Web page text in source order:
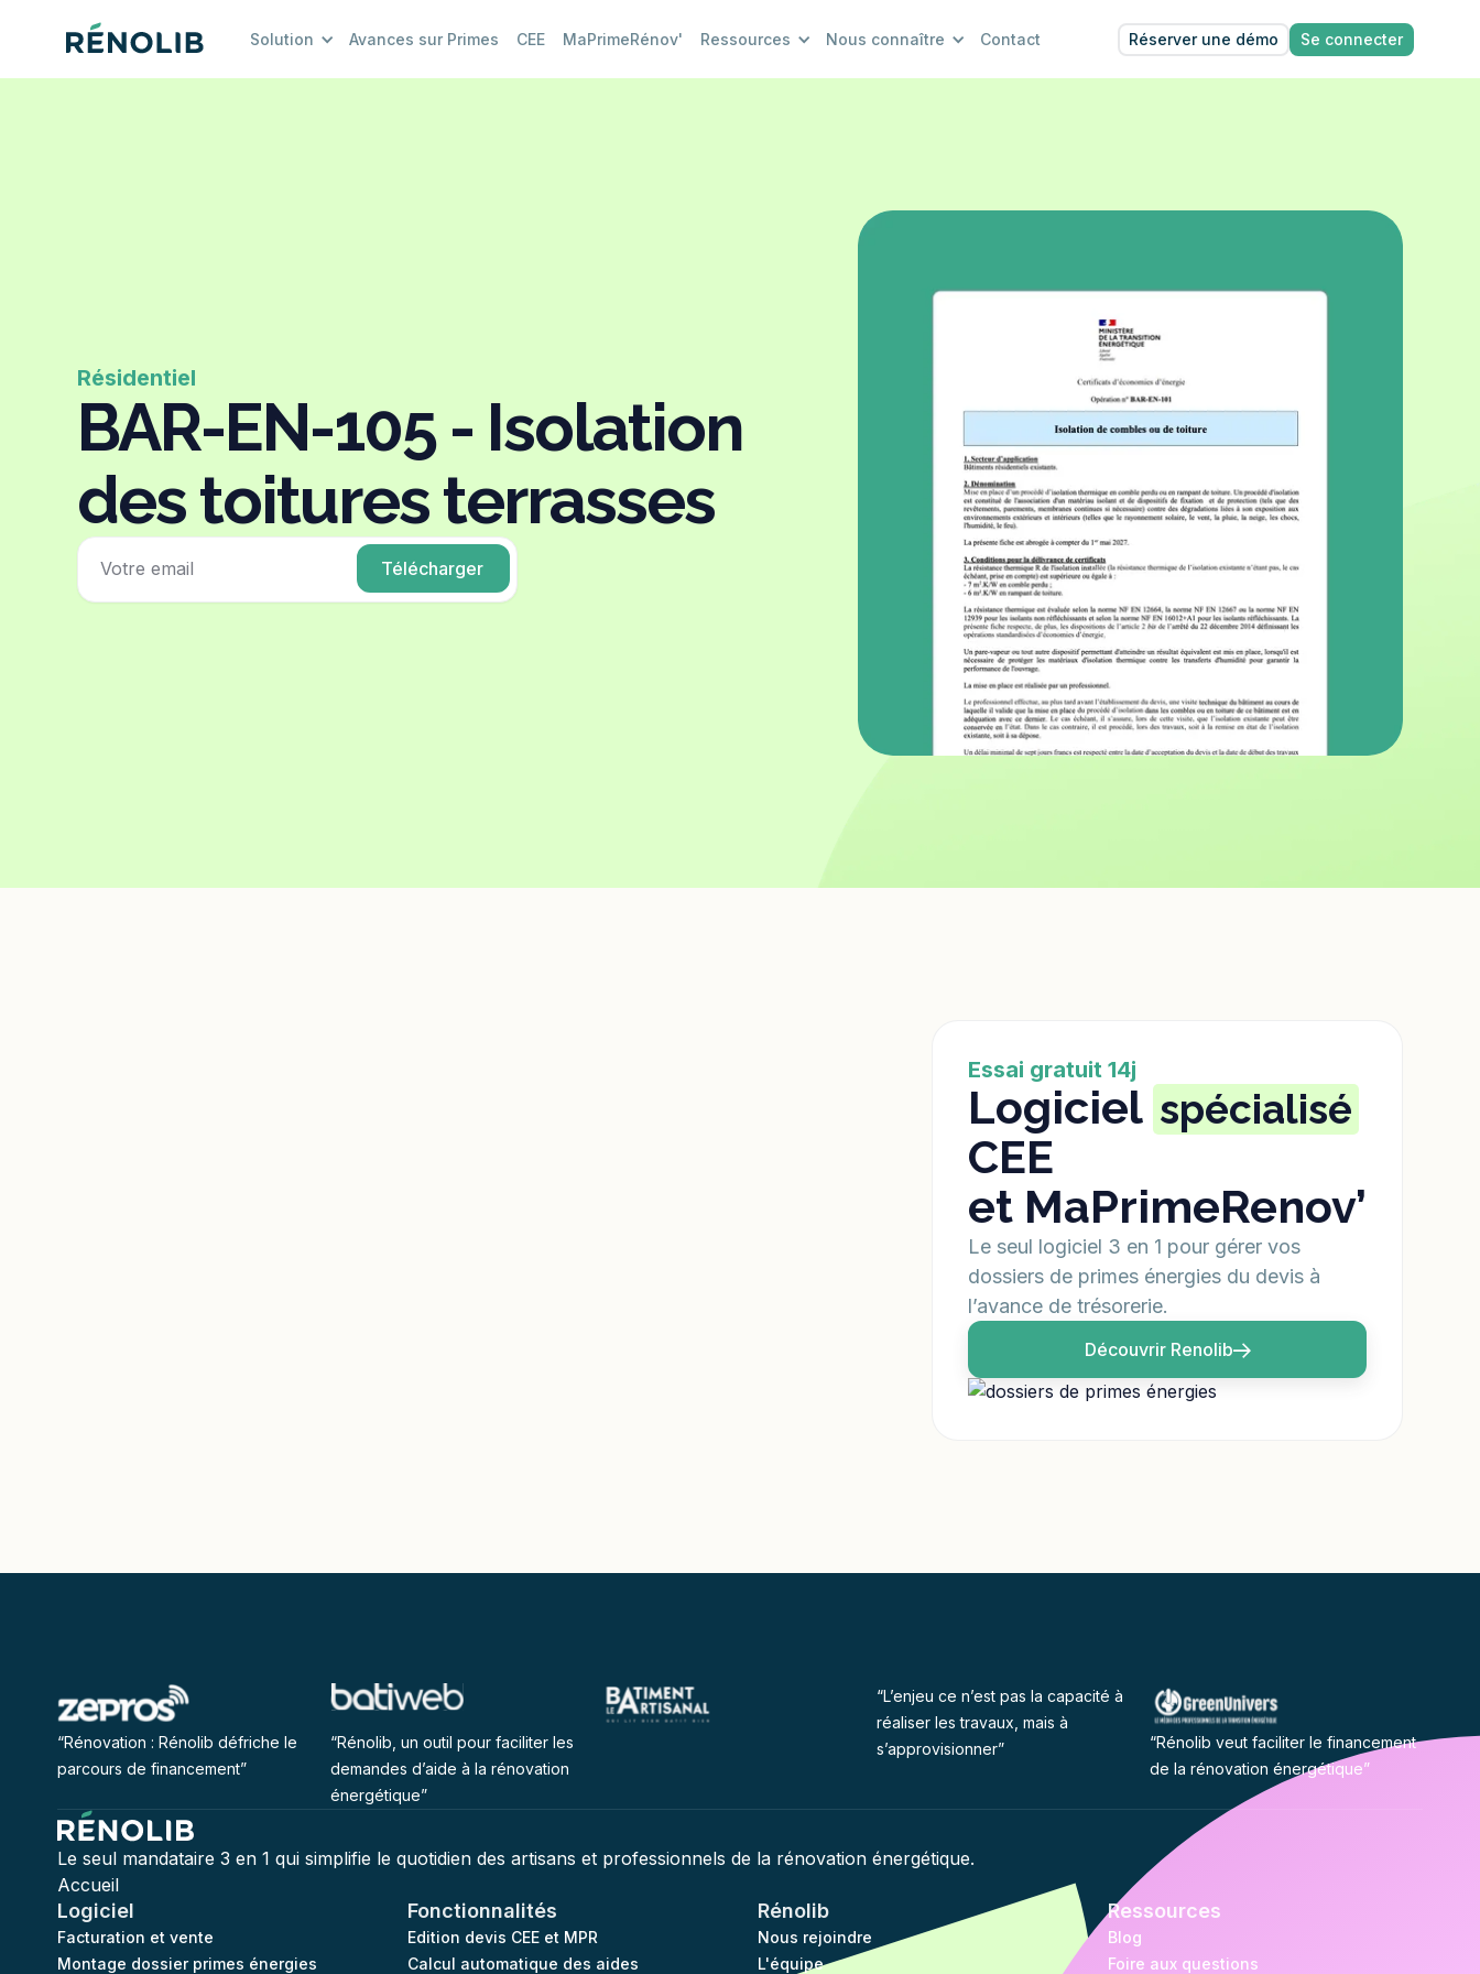
Solution Avances sur Primes CEE MaPrimeRénov' Ressources Nous connaître Contact Réserver une démo Se connecter
Résidentiel
BAR-EN-105 - Isolation
des toitures terrasses
Essai gratuit 14j
Logiciel spécialisé
CEE
et MaPrimeRenov’
Le seul logiciel 3 en 1 pour gérer vos
dossiers de primes énergies du devis à
l’avance de trésorerie.
Découvrir Renolib
“Rénovation : Rénolib défriche le
parcours de financement”
“Rénolib, un outil pour faciliter les
demandes d’aide à la rénovation
énergétique”
“L’enjeu ce n’est pas la capacité à
réaliser les travaux, mais à
s’approvisionner”
“Rénolib veut faciliter le financement
de la rénovation énergétique”
Le seul mandataire 3 en 1 qui simplifie le quotidien des artisans et professionnels de la rénovation énergétique.
Accueil
Logiciel
Facturation et vente
Montage dossier primes énergies
Fonctionnalités
Edition devis CEE et MPR
Calcul automatique des aides
Rénolib
Nous rejoindre
L'équipe
Ressources
Blog
Foire aux questions